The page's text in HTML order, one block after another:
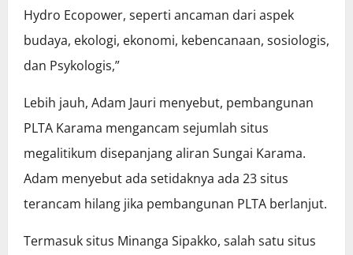
Hydro Ecopower, seperti ancaman dari aspek
budaya, ekologi, ekonomi, kebencanaan, sosiologis,
dan Psykologis,”
Lebih jauh, Adam Jauri menyebut, pembangunan
PLTA Karama mengancam sejumlah situs
megalitikum disepanjang aliran Sungai Karama.
Adam menyebut ada setidaknya ada 23 situs
terancam hilang jika pembangunan PLTA berlanjut.
Termasuk situs Minanga Sipakko, salah satu situs